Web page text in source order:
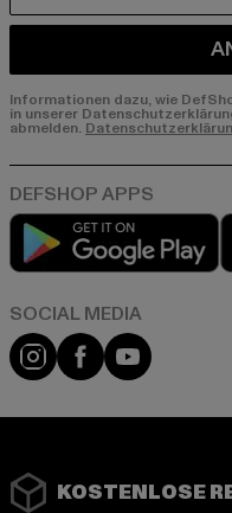
Informationen dazu, wie
in unserer
abmelden.
Instagram
FacebookYouTube
KOSTENLOSE